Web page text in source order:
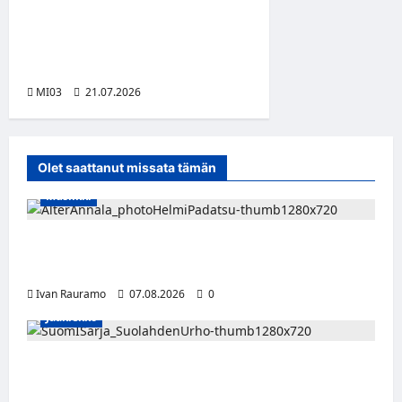
MI03 21.07.2026
Olet saattanut missata tämän
Musiikki
Ivan Rauramo 07.08.2026
0
Jääkiekko